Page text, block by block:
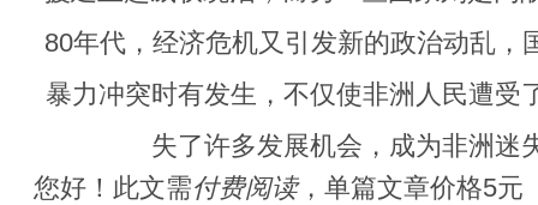
80年代，经济危机又引发新的政治动乱，
暴力冲突时有发生，不仅使非洲人民遭受
失了许多发展机会，成为非洲迷
您好！此文需付费阅读，单篇文章价格5元